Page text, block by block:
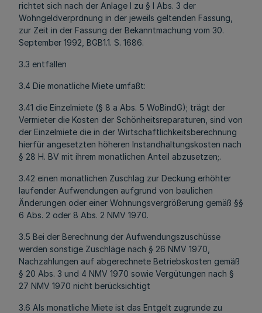
richtet sich nach der Anlage l zu § l Abs. 3 der
Wohngeldverprdnung in der jeweils geltenden Fassung,
zur Zeit in der Fassung der Bekanntmachung vom 30.
September 1992, BGB1.1. S. 1686.
3.3 entfallen
3.4 Die monatliche Miete umfaßt:
3.41 die Einzelmiete (§ 8 a Abs. 5 WoBindG); trägt der
Vermieter die Kosten der Schönheitsreparaturen, sind von
der Einzelmiete die in der Wirtschaftlichkeitsberechnung
hierfür angesetzten höheren Instandhaltungskosten nach
§ 28 H. BV mit ihrem monatlichen Anteil abzusetzen;.
3.42 einen monatlichen Zuschlag zur Deckung erhöhter
laufender Aufwendungen aufgrund von baulichen
Änderungen oder einer Wohnungsvergrößerung gemäß §§
6 Abs. 2 oder 8 Abs. 2 NMV 1970.
3.5 Bei der Berechnung der Aufwendungszuschüsse
werden sonstige Zuschläge nach § 26 NMV 1970,
Nachzahlungen auf abgerechnete Betriebskosten gemäß
§ 20 Abs. 3 und 4 NMV 1970 sowie Vergütungen nach §
27 NMV 1970 nicht berücksichtigt
3.6 Als monatliche Miete ist das Entgelt zugrunde zu